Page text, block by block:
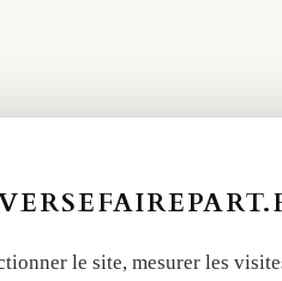
le site, mesurer les